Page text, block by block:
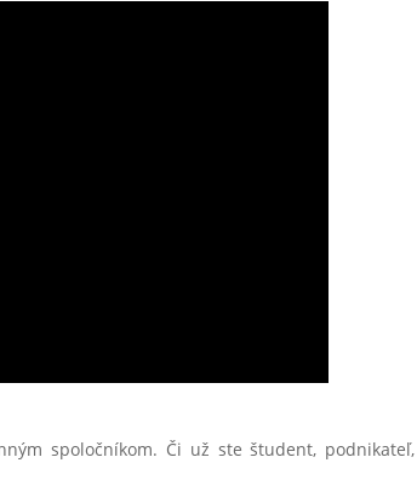
spoločníkom. Či už ste študent, podnikateľ,